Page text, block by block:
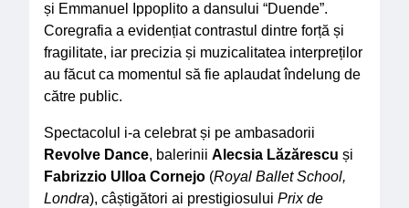
și Emmanuel Ippoplito a dansului “Duende”.
Coregrafia a evidențiat contrastul dintre forță și
fragilitate, iar precizia și muzicalitatea interpreților
au făcut ca momentul să fie aplaudat îndelung de
către public.
Spectacolul i-a celebrat și pe ambasadorii
Revolve Dance, balerinii Alecsia Lăzărescu și
Fabrizzio Ulloa Cornejo (Royal Ballet School,
Londra), câștigători ai prestigiosului Prix de